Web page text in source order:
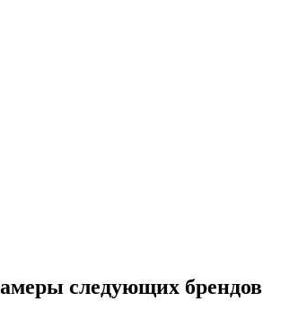
следующих брендов